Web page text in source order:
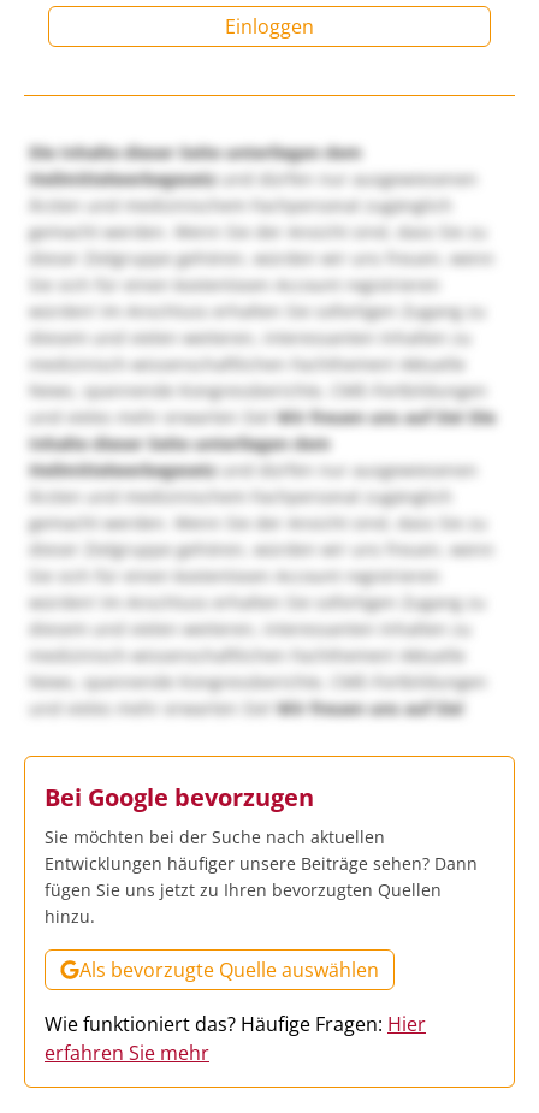
Einloggen
Die Inhalte dieser Seite unterliegen dem
Heilmittelwerbegesetzund dürfen nur ausgewiesenen
Ärzten und medizinischem Fachpersonal zugänglich
gemacht werden. Wenn Sie der Ansicht sind, dass Sie zu
dieser Zielgruppe gehören, würden wir uns freuen, wenn
Sie sich für einen kostenlosen Account registrieren
würden! Im Anschluss erhalten Sie sofortigen Zugang zu
diesem und vielen weiteren, interessanten Inhalten zu
medizinisch-wissenschaftlichen Fachthemen! Aktuelle
News, spannende Kongressberichte, CME-Fortbildungen
und vieles mehr erwarten Sie!Wir freuen uns auf Sie! Die
Inhalte dieser Seite unterliegen dem
Heilmittelwerbegesetzund dürfen nur ausgewiesenen
Ärzten und medizinischem Fachpersonal zugänglich
gemacht werden. Wenn Sie der Ansicht sind, dass Sie zu
dieser Zielgruppe gehören, würden wir uns freuen, wenn
Sie sich für einen kostenlosen Account registrieren
würden! Im Anschluss erhalten Sie sofortigen Zugang zu
diesem und vielen weiteren, interessanten Inhalten zu
medizinisch-wissenschaftlichen Fachthemen! Aktuelle
News, spannende Kongressberichte, CME-Fortbildungen
und vieles mehr erwarten Sie!Wir freuen uns auf Sie!
Bei Google bevorzugen
Sie möchten bei der Suche nach aktuellen
Entwicklungen häufiger unsere Beiträge sehen? Dann
fügen Sie uns jetzt zu Ihren bevorzugten Quellen
hinzu.
Als bevorzugte Quelle auswählen
Wie funktioniert das? Häufige Fragen: Hier
erfahren Sie mehr